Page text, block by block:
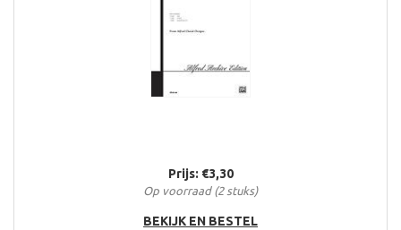
Prijs: €3,30
Op voorraad (2 stuks)
BEKIJK EN BESTEL